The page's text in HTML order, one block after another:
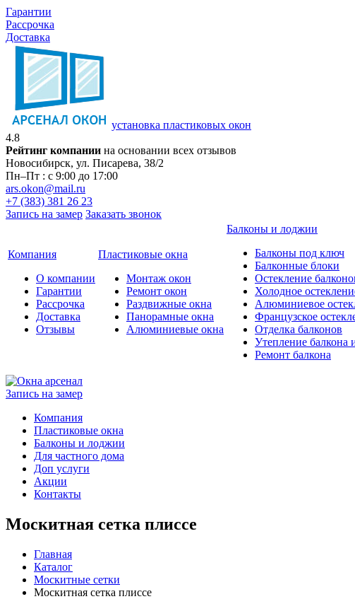
Гарантии
Рассрочка
Доставка
установка пластиковых окон
4.8
Рейтинг компании на основании всех отзывов
Новосибирск, ул. Писарева, 38/2
Пн–Пт : с 9:00 до 17:00
ars.okon@mail.ru
+7 (383) 381 26 23
Запись на замер Заказать звонок
Компания
О компании
Гарантии
Рассрочка
Доставка
Отзывы
Пластиковые окна
Монтаж окон
Ремонт окон
Раздвижные окна
Панорамные окна
Алюминиевые окна
Балконы и лоджии
Балконы под ключ
Балконные блоки
Остекление
Холодное
Алюминиевое
Французское
Отделка балконов
Утепление балкона
Ремонт балкона
Запись на замер
Компания
Пластиковые окна
Балконы и лоджии
Для частного дома
Доп услуги
Акции
Контакты
Москитная сетка плиссе
Главная
Каталог
Москитные сетки
Москитная сетка плиссе